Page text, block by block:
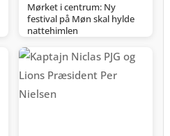
Mørket i centrum: Ny
festival på Møn skal hylde
nattehimlen